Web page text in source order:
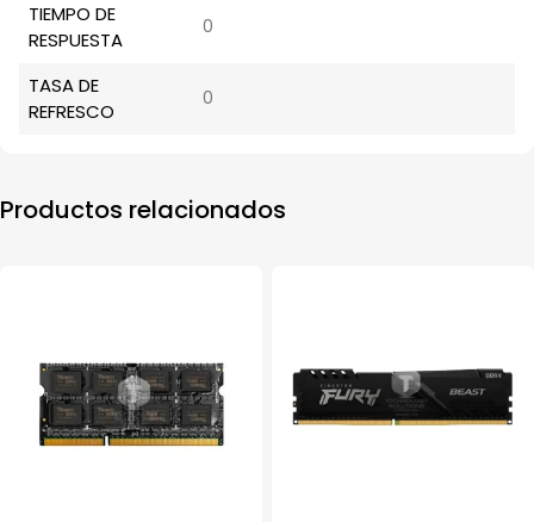
TIEMPO DE
RESPUESTA
0
TASA DE
REFRESCO
0
Productos relacionados